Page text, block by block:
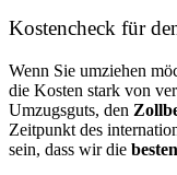
Kostencheck für
Wenn Sie umziehen
die Kosten stark von
Umzugsguts, den
Zeitpunkt des
sein, dass wir die